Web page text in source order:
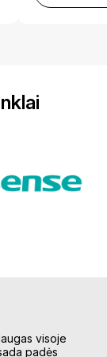
visoje
padės